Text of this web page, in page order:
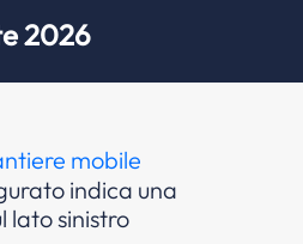
2026
mobile
indica una
lato sinistro